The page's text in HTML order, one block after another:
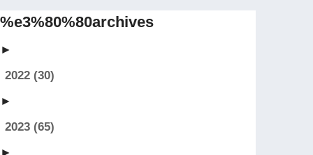
%e3%80%80archives
►
2022 (30)
►
2023 (65)